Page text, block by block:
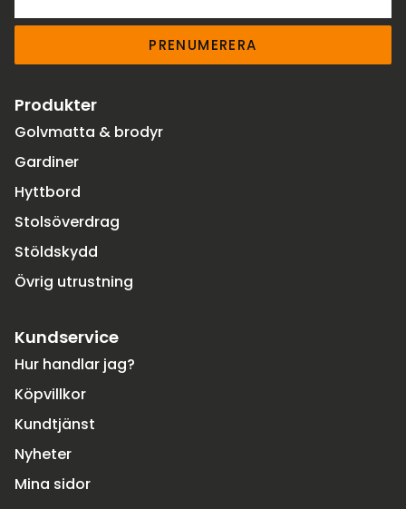
PRENUMERERA
Produkter
Golvmatta & brodyr
Gardiner
Hyttbord
Stolsöverdrag
Stöldskydd
Övrig utrustning
Kundservice
Hur handlar jag?
Köpvillkor
Kundtjänst
Nyheter
Mina sidor